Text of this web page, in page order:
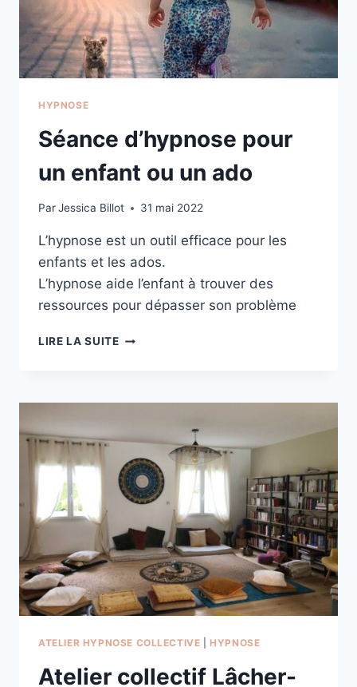
HYPNOSE
Séance d’hypnose pour
un enfant ou un ado
ParJessica Billot 31 mai 2022
L’hypnose est un outil efficace pour les
enfants et les ados.
L’hypnose aide l’enfant à trouver des
ressources pour dépasser son problème
LIRE LA SUITESÉANCE
ENFANT
UN
ADO
ATELIER HYPNOSE COLLECTIVE |HYPNOSE
Atelier collectif Lâcher-